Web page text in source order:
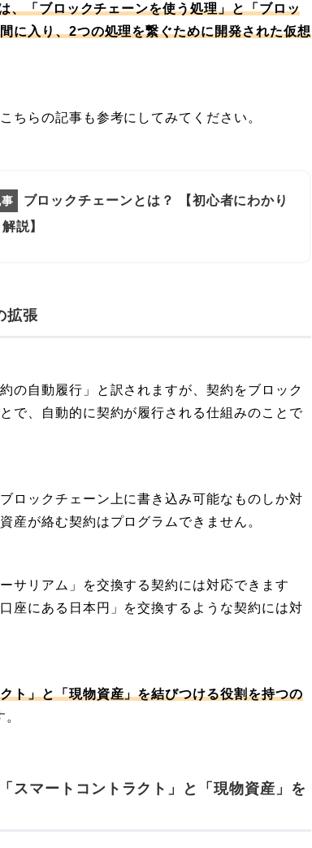
、「ブロックチェーンを使う処理」と「ブロッ
に入り、2つの処理を繋ぐために開発された仮想
ちらの記事も参考にしてみてください。
ブロックチェーンとは？ 【初心者にわかり
説】
拡張
の自動履行」と訳されますが、契約をブロック
で、自動的に契約が履行される仕組みのことで
ロックチェーン上に書き込み可能なものしか対
産が絡む契約はプログラムできません。
サリアム」を交換する契約には対応できます
座にある日本円」を交換するような契約には対
ト」と「現物資産」を結びつける役割を持つの
スマートコントラクト」と「現物資産」を